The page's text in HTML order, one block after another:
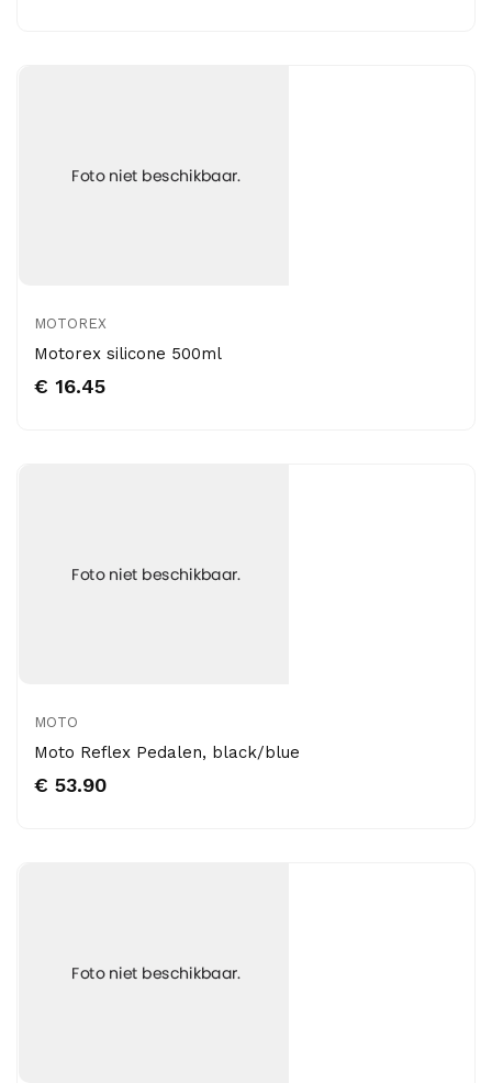
MOTOREX
Motorex silicone 500ml
€ 16.45
MOTO
Moto Reflex Pedalen, black/blue
€ 53.90